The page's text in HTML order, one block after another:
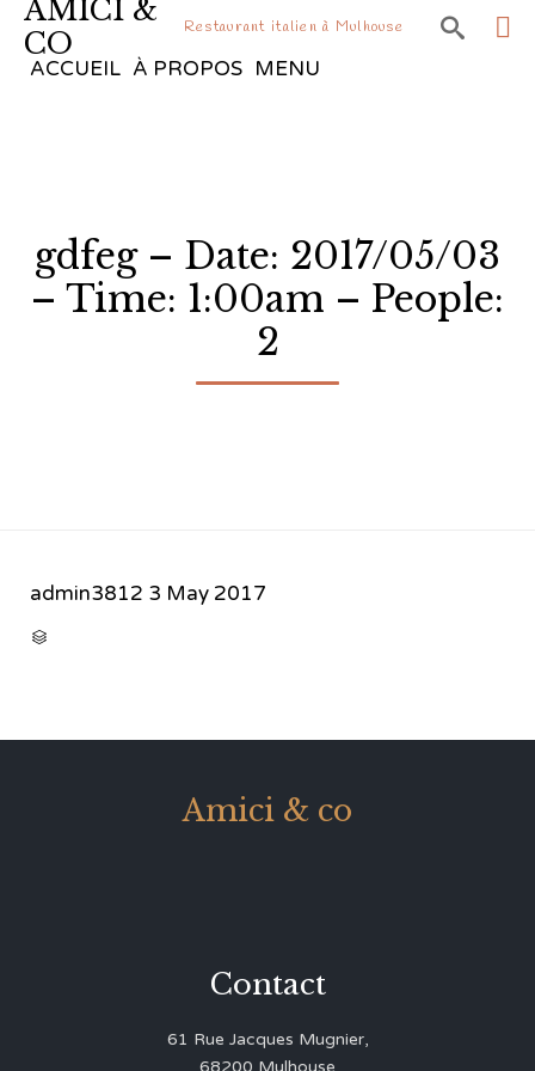
AMICI &
CO
Restaurant italien à Mulhouse 
ACCUEIL À PROPOS MENU
gdfeg – Date: 2017/05/03
– Time: 1:00am – People:
2
admin3812 3 May 2017

Amici & co
Contact
61 Rue Jacques Mugnier,